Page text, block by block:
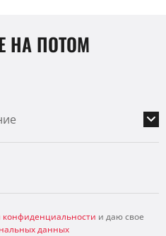
НА ПОТОМ
конфиденциальности и даю свое
данных